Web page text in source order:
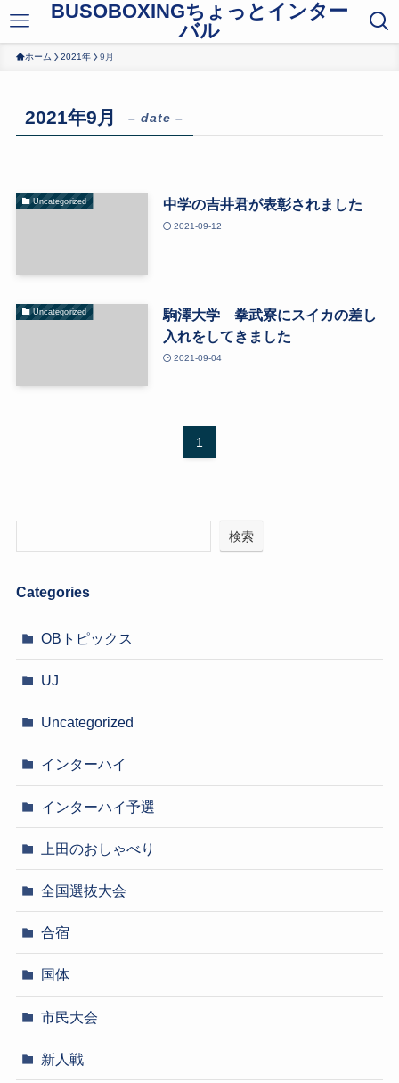
BUSOBOXINGちょっとインター
バル
ホーム 2021年 9月
2021年9月 – date –
Uncategorized 中学の吉井君が表彰されました
2021-09-12
Uncategorized
駒澤大学 拳武寮にスイカの差し
入れをしてきました
2021-09-04
1
検索
Categories
OBトピックス
UJ
Uncategorized
インターハイ
インターハイ予選
上田のおしゃべり
全国選抜大会
合宿
国体
市民大会
新人戦